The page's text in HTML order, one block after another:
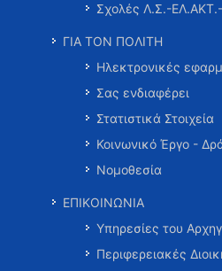
Σχολές Λ.Σ.-
ΓΙΑ ΤΟΝ ΠΟΛΙΤΗ
Ηλεκτρονικές
Σας ενδιαφέρει
Στατιστικά Στοιχεία
Κοινωνικό Έργο -
Νομοθεσία
ΕΠΙΚΟΙΝΩΝΙΑ
Υπηρεσίες του
Περιφερειακές